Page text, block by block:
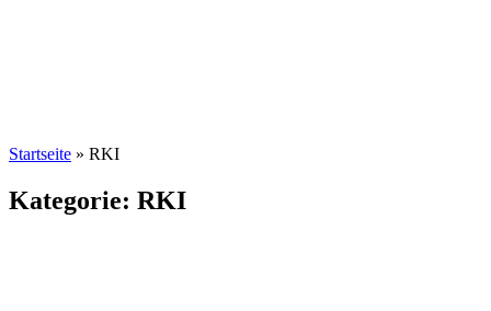
Startseite » RKI
Kategorie: RKI